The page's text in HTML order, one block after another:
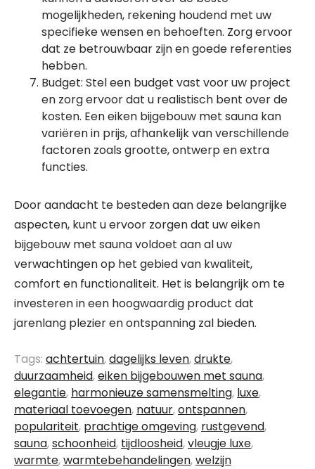
mogelijkheden, rekening houdend met uw
specifieke wensen en behoeften. Zorg ervoor
dat ze betrouwbaar zijn en goede referenties
hebben.
Budget: Stel een budget vast voor uw project
en zorg ervoor dat u realistisch bent over de
kosten. Een eiken bijgebouw met sauna kan
variëren in prijs, afhankelijk van verschillende
factoren zoals grootte, ontwerp en extra
functies.
Door aandacht te besteden aan deze belangrijke
aspecten, kunt u ervoor zorgen dat uw eiken
bijgebouw met sauna voldoet aan al uw
verwachtingen op het gebied van kwaliteit,
comfort en functionaliteit. Het is belangrijk om te
investeren in een hoogwaardig product dat
jarenlang plezier en ontspanning zal bieden.
Tags: achtertuin,dagelijks leven,drukte,
duurzaamheid,eiken bijgebouwen met sauna,
elegantie, harmonieuze samensmelting, luxe,
materiaal toevoegen, natuur,ontspannen,
populariteit, prachtige omgeving, rustgevend,
sauna,schoonheid, tijdloosheid,vleugje luxe,
warmte,warmtebehandelingen,welzijn